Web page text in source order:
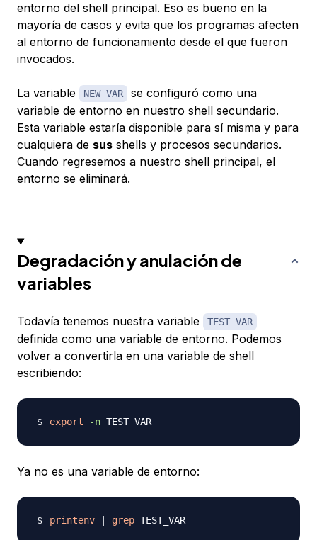
entorno del shell principal. Eso es bueno en la
mayoría de casos y evita que los programas afecten
al entorno de funcionamiento desde el que fueron
invocados.
La variable NEW_VAR
se configuró como una
variable de entorno en nuestro shell secundario.
Esta variable estaría disponible para sí misma y para
cualquiera de sus shells y procesos secundarios.
Cuando regresemos a nuestro shell principal, el
entorno se eliminará.
Degradación y anulación de
variables
Todavía tenemos nuestra variable TEST_VAR
definida como una variable de entorno. Podemos
volver a convertirla en una variable de shell
escribiendo:
export -n
Ya no es una variable de entorno:
printenv grep